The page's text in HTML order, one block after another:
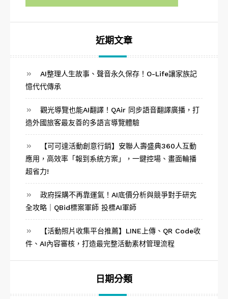
近期文章
AI整理人生故事、聲音永久保存！O-Life讓家族記
憶代代傳承
觀光導覽也能AI翻譯！QAir 同步語音翻譯廣播，打
造外國旅客最友善的多語言導覽體驗
【可可達活動創意行銷】安聯人壽盛典360人互動
應用，高效率「報到系統方案」，一鍵控場、畫面輪播
超省力!
政府採購不再靠運氣！AI底價分析與競爭對手研究
全攻略｜QBid標案軍師 投標AI軍師
【活動照片收集平台推薦】LINE上傳、QR Code收
件、AI內容審核，打造最完整活動素材管理流程
日期分類